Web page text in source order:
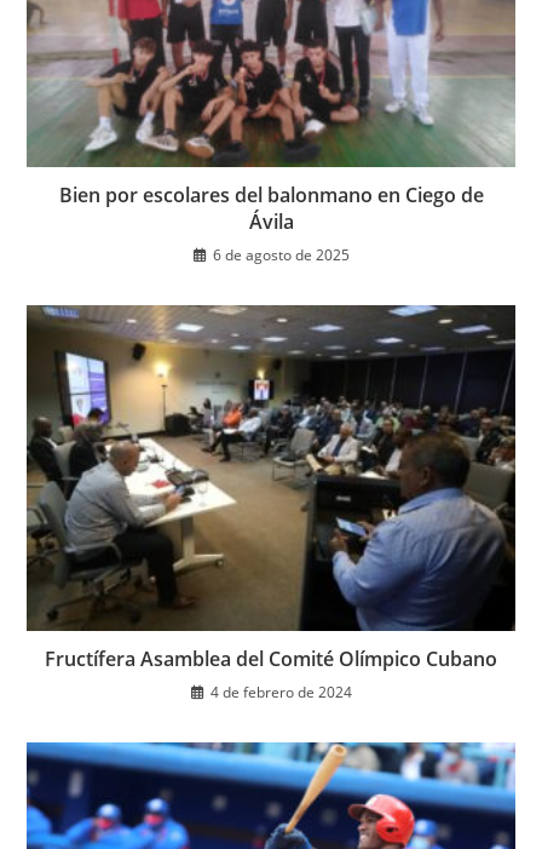
Bien por escolares del balonmano en Ciego de
Ávila
6 de agosto de 2025
Fructífera Asamblea del Comité Olímpico Cubano
4 de febrero de 2024